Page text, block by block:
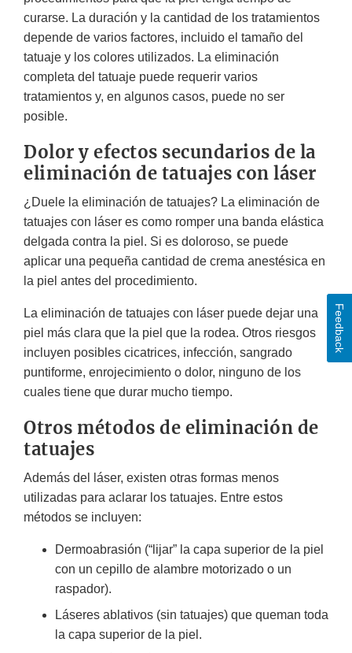
curarse. La duración y la cantidad de los tratamientos
depende de varios factores, incluido el tamaño del
tatuaje y los colores utilizados. La eliminación
completa del tatuaje puede requerir varios
tratamientos y, en algunos casos, puede no ser
posible.
Dolor y efectos secundarios de la
eliminación de tatuajes con láser
¿Duele la eliminación de tatuajes? La eliminación de
tatuajes con láser es como romper una banda elástica
delgada contra la piel. Si es doloroso, se puede
aplicar una pequeña cantidad de crema anestésica en
la piel antes del procedimiento.
La eliminación de tatuajes con láser puede dejar una
piel más clara que la piel que la rodea. Otros riesgos
incluyen posibles cicatrices, infección, sangrado
puntiforme, enrojecimiento o dolor, ninguno de los
cuales tiene que durar mucho tiempo.
Otros métodos de eliminación de
tatuajes
Además del láser, existen otras formas menos
utilizadas para aclarar los tatuajes. Entre estos
métodos se incluyen:
Dermoabrasión (“lijar” la capa superior de la piel
con un cepillo de alambre motorizado o un
raspador).
Láseres ablativos (sin tatuajes) que queman toda
la capa superior de la piel.
Feedback